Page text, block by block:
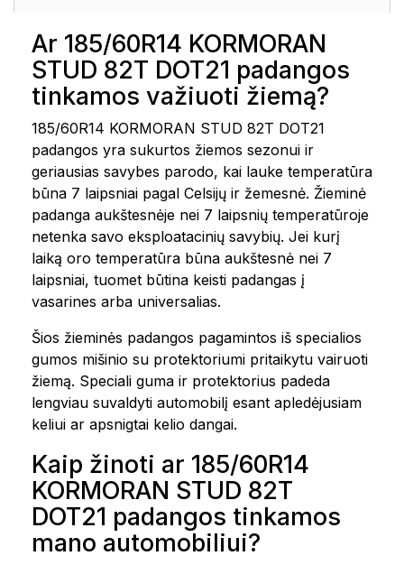
Ar 185/60R14 KORMORAN
STUD 82T DOT21 padangos
tinkamos važiuoti žiemą?
185/60R14 KORMORAN STUD 82T DOT21
padangos yra sukurtos žiemos sezonui ir
geriausias savybes parodo, kai lauke temperatūra
būna 7 laipsniai pagal Celsijų ir žemesnė. Žieminė
padanga aukštesnėje nei 7 laipsnių temperatūroje
netenka savo eksploatacinių savybių. Jei kurį
laiką oro temperatūra būna aukštesnė nei 7
laipsniai, tuomet būtina keisti padangas į
vasarines arba universalias.
Šios žieminės padangos pagamintos iš specialios
gumos mišinio su protektoriumi pritaikytu vairuoti
žiemą. Speciali guma ir protektorius padeda
lengviau suvaldyti automobilį esant apledėjusiam
keliui ar apsnigtai kelio dangai.
Kaip žinoti ar 185/60R14
KORMORAN STUD 82T
DOT21 padangos tinkamos
mano automobiliui?